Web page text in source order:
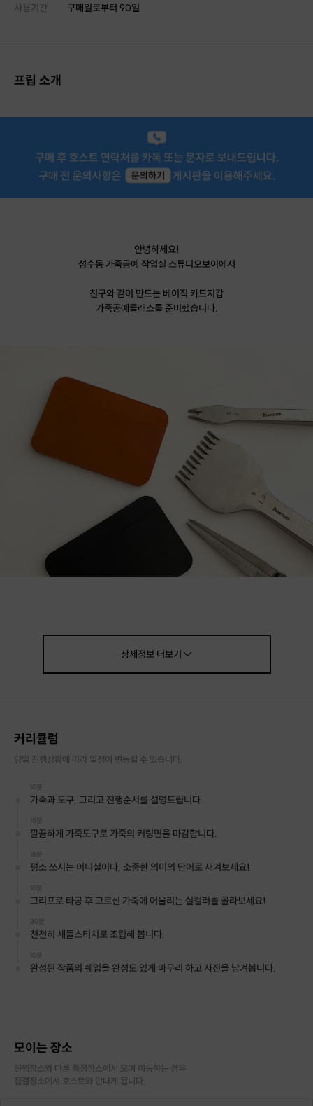
사용기간
구매일로부터 90일
프립 소개
안녕하세요!
성수동 가죽공예 작업실 스튜디오보이에서
친구와 같이 만드는 베이직 카드지갑
가죽공예클래스를 준비했습니다.
상세정보더보기
커리큘럼
당일 진행상황에 따라 일정이 변동될 수 있습니다.
10분
가죽과 도구, 그리고 진행순서를 설명드립니다.
15분
깔끔하게 가죽도구로 가죽의 커팅면을 마감합니다.
15분
평소 쓰시는 이니셜이나, 소중한 의미의 단어로 새겨보세요!
10분
그리프로 타공 후 고르신 가죽에 어울리는 실컬러를 골라보세요!
30분
천천히 새들스티치로 조립해 봅니다.
10분
완성된 작품의 쉐입을 완성도 있게 마무리 하고 사진을 남겨봅니다.
모이는 장소
진행장소와 다른 특정장소에서 모여 이동하는 경우
집결장소에서 호스트와 만나게 됩니다.